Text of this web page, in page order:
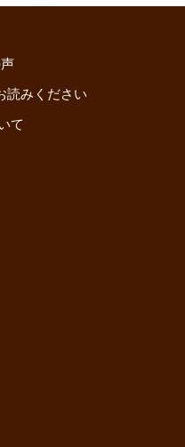
みください
て